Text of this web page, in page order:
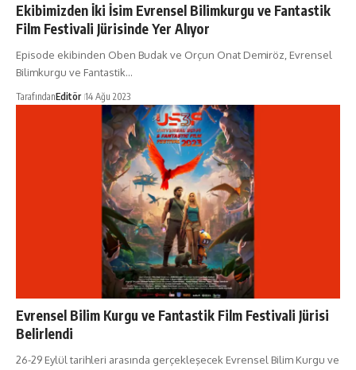
Ekibimizden İki İsim Evrensel Bilimkurgu ve Fantastik
Film Festivali Jürisinde Yer Alıyor
Episode ekibinden Oben Budak ve Orçun Onat Demiröz, Evrensel
Bilimkurgu ve Fantastik…
TarafındanEditör 14 Ağu 2023
Evrensel Bilim Kurgu ve Fantastik Film Festivali Jürisi
Belirlendi
26-29 Eylül tarihleri arasında gerçekleşecek Evrensel Bilim Kurgu ve